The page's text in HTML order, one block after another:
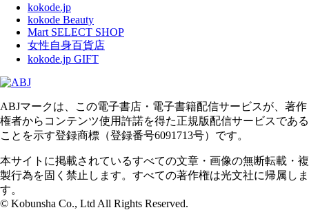
kokode.jp
kokode Beauty
Mart SELECT SHOP
女性自身百貨店
kokode.jp GIFT
ABJマークは、この電子書店・電子書籍配信サービスが、著作
権者からコンテンツ使用許諾を得た正規版配信サービスである
ことを示す登録商標（登録番号6091713号）です。
本サイトに掲載されているすべての文章・画像の無断転載・複
製行為を固く禁止します。すべての著作権は光文社に帰属しま
す。
© Kobunsha Co., Ltd All Rights Reserved.